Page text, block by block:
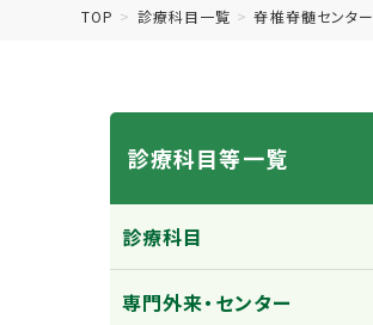
TOP 診療科目一覧 脊椎脊髄センター
診療科目等一覧
診療科目
専門外来・センター